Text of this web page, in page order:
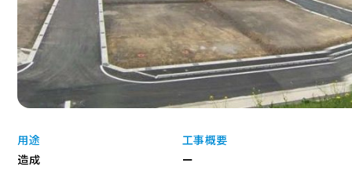
用途
造成
工事概要
ー